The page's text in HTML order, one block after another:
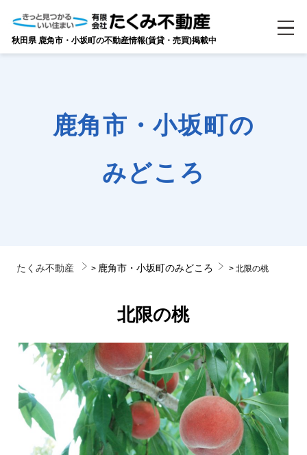
秋田県 鹿角市・小坂町の不動産情報(賃貸・売買)掲載中
鹿角市・小坂町の
みどころ
たくみ不動産 > 鹿角市・小坂町のみどころ > 北限の桃
北限の桃